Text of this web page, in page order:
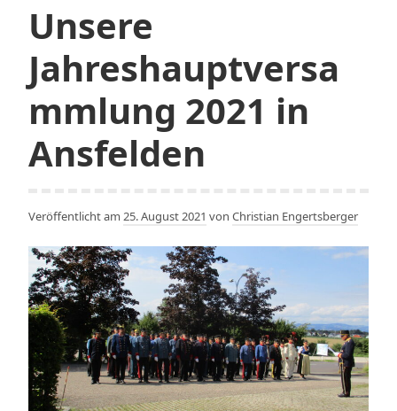
Unsere
Jahreshauptversa
mmlung 2021 in
Ansfelden
Veröffentlicht am 25. August 2021 von Christian Engertsberger